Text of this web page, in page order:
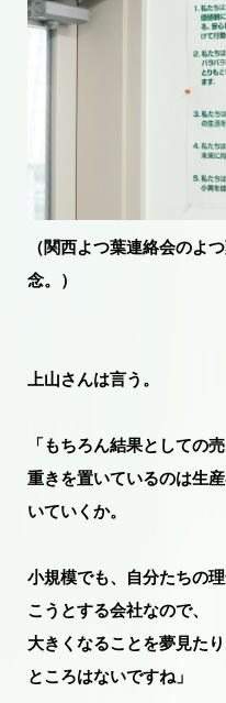
（関西よつ葉連絡会のよ
念。）
上山さんは言う。
「もちろん結果としての
重きを置いているのは生
いていくか。
小規模でも、自分たちの
こうとする会社なので、
大きくなることを夢見た
ところはないですね」